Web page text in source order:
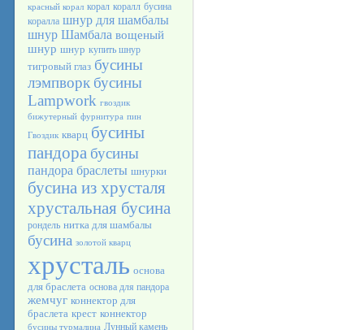
красный корал корал коралл бусина
коралла шнур для шамбалы
шнур Шамбала вощеный
шнур шнур купить шнур
тигровый глаз бусины
лэмпворк бусины
Lampwork гвоздик
бижутерный фурнитура пин
Гвоздик кварц бусины
пандора бусины
пандора браслеты шнурки
бусина из хрусталя
хрустальная бусина
рондель нитка для шамбалы
бусина золотой кварц
хрусталь основа
для браслета основа для пандора
жемчуг коннектор для
браслета крест коннектор
бусины турмалина Лунный камень